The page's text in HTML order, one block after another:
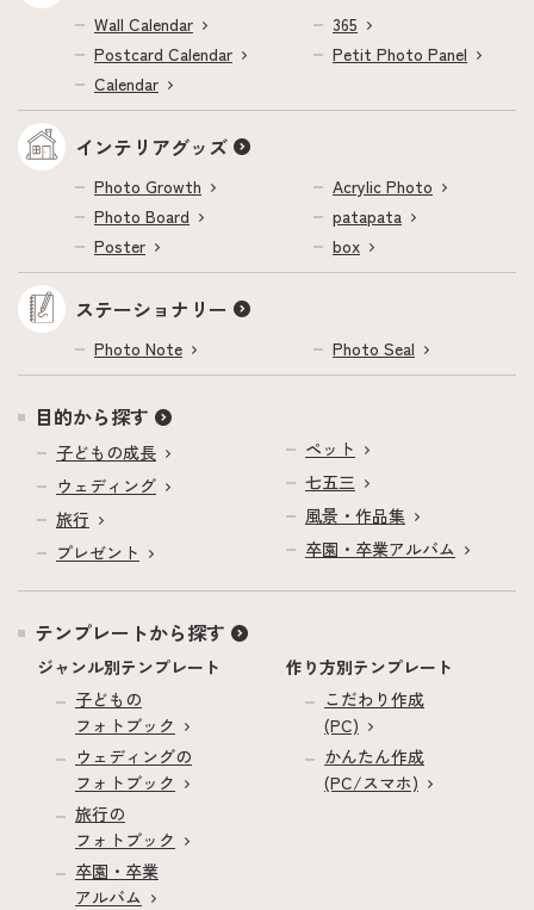
Wall Calendar
Postcard Calendar
Calendar
365
Petit Photo Panel
インテリアグッズ
Photo Growth
Photo Board
Poster
Acrylic Photo
patapata
box
ステーショナリー
Photo Note Photo Seal
目的から探す
子どもの成長
ウェディング
旅行
プレゼント
ペット
七五三
風景・作品集
卒園・卒業アルバム
テンプレートから探す
ジャンル別テンプレート
子どもの
フォトブック
ウェディングの
フォトブック
旅行の
フォトブック
卒園・卒業
アルバム
作り方別テンプレート
こだわり作成
(PC)
かんたん作成
(PC/スマホ)